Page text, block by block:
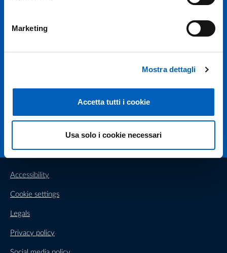
Marketing
Mostra dettagli
Accetta tutti i cookie
Usa solo i cookie necessari
FacebookInstagramTikTok X LinkedinYoutubeFlickr
Accessibility
Cookie settings
Legals
Privacy policy